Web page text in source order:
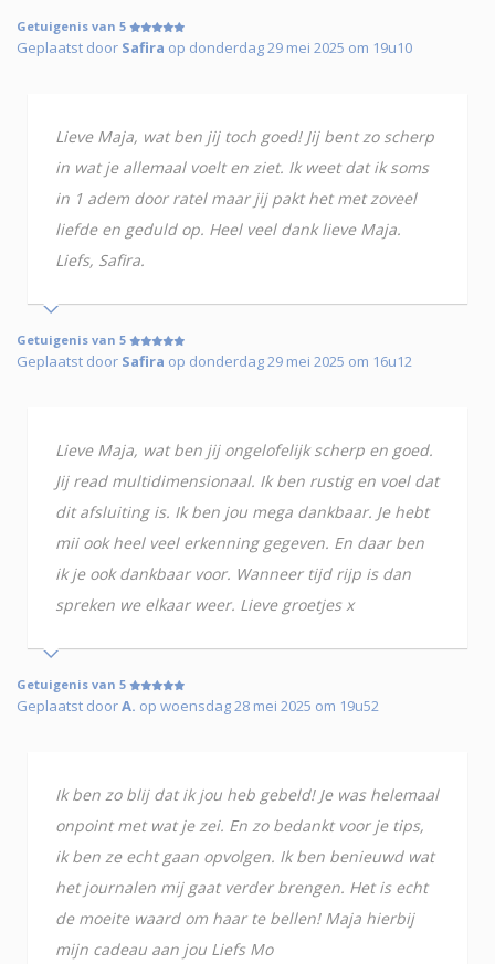
Getuigenis van 5
Geplaatst door Safira op donderdag 29 mei 2025 om 19u10
Lieve Maja, wat ben jij toch goed! Jij bent zo scherp
in wat je allemaal voelt en ziet. Ik weet dat ik soms
in 1 adem door ratel maar jij pakt het met zoveel
liefde en geduld op. Heel veel dank lieve Maja.
Liefs, Safira.
Getuigenis van 5
Geplaatst door Safira op donderdag 29 mei 2025 om 16u12
Lieve Maja, wat ben jij ongelofelijk scherp en goed.
Jij read multidimensionaal. Ik ben rustig en voel dat
dit afsluiting is. Ik ben jou mega dankbaar. Je hebt
mii ook heel veel erkenning gegeven. En daar ben
ik je ook dankbaar voor. Wanneer tijd rijp is dan
spreken we elkaar weer. Lieve groetjes x
Getuigenis van 5
Geplaatst doorA. op woensdag 28 mei 2025 om 19u52
Ik ben zo blij dat ik jou heb gebeld! Je was helemaal
onpoint met wat je zei. En zo bedankt voor je tips,
ik ben ze echt gaan opvolgen. Ik ben benieuwd wat
het journalen mij gaat verder brengen. Het is echt
de moeite waard om haar te bellen! Maja hierbij
mijn cadeau aan jou Liefs Mo